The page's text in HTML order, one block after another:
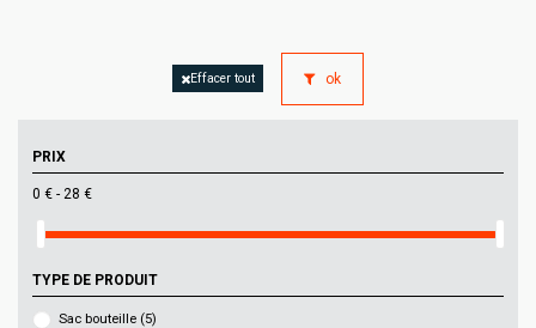
Effacer tout ok
PRIX
0 € - 28 €
TYPE DE PRODUIT
Sac bouteille (5)